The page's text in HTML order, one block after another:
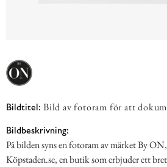
Bildtitel: Bild av fotoram för att
Bildbeskrivning:
På bilden syns en fotoram av märket By
Köpstaden.se, en butik som erbjuder ett